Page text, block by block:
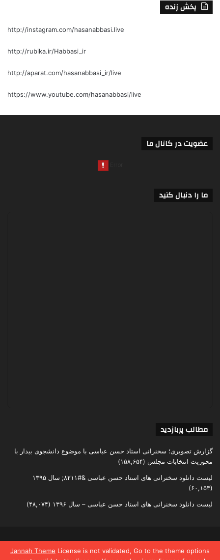
Jannah Theme License is not validated, Go to the theme options
پخش زنده
http://instagram.com/hasanabbasi.live
http://rubika.ir/Habbasi_ir
http://aparat.com/hasanabbasi_ir/live
https://www.youtube.com/hasanabbasi/live
عضویت در کانال ما
ما را دنبال کنید
مطالب پربازدید
گزارش تصویری؛ سخنرانی استاد حسن عباسی با موضوع دانشجوی بیدار با
محوریت انتخابات مجلس (۱۵۸,۶۵۴)
لیست دانلود سخنرانی های استاد حسن عباسی &#۸۲۱۱; سال ۱۳۹۵
(۶۰,۱۵۳)
لیست دانلود سخنرانی های استاد حسن عباسی – سال ۱۳۹۶ (۴۸,۰۷۴)